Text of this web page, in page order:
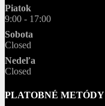
Piatok
9:00 - 17:00
Sobota
Closed
Nedeľa
Closed
PLATOBNÉ METÓDY